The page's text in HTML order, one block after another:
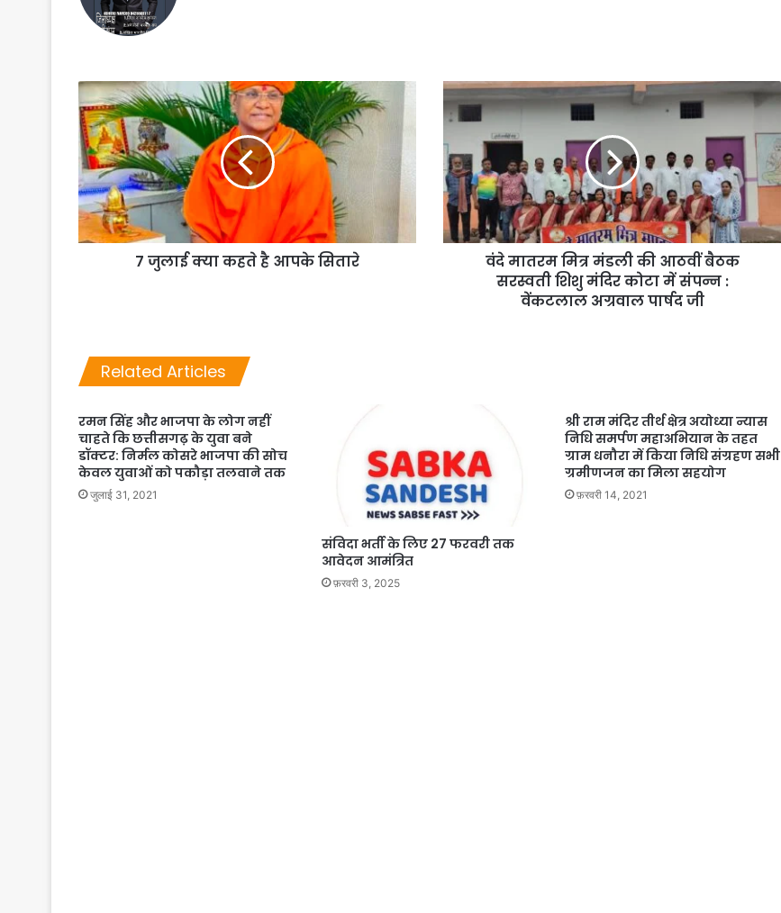
7 जुलाई क्या कहते है आपके सितारे
वंदे मातरम मित्र मंडली की आठवीं बैठक
सरस्वती शिशु मंदिर कोटा में संपन्न :
वेंकटलाल अग्रवाल पार्षद जी
Related Articles
रमन सिंह और भाजपा के लोग नहीं
चाहते कि छत्तीसगढ़ के युवा बने
डॉक्टर: निर्मल कोसरे भाजपा की सोच
केवल युवाओं को पकौड़ा तलवाने तक
जुलाई 31, 2021
संविदा भर्ती के लिए 27 फरवरी तक
आवेदन आमंत्रित
फ़रवरी 3, 2025
श्री राम मंदिर तीर्थ क्षेत्र अयोध्या न्यास
निधि समर्पण महाअभियान के तहत
ग्राम धनौरा में किया निधि संग्रहण सभी
ग्रमीणजन का मिला सहयोग
फ़रवरी 14, 2021